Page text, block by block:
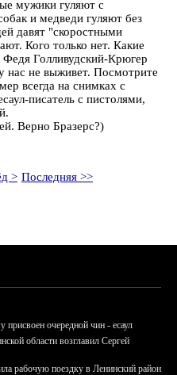
мужики гуляют с
и медведи гуляют без
давят "скоростными
Кого только нет. Какие
Голливудский-Крюгер
нас не выживет. Посмотрите
всегда на снимках с
писатель с пистолями,
Верно Бразерс?)
> Последняя >>
очередной чин - есаул
области возглавил Сергей
рабочую поездку в Ленинский район